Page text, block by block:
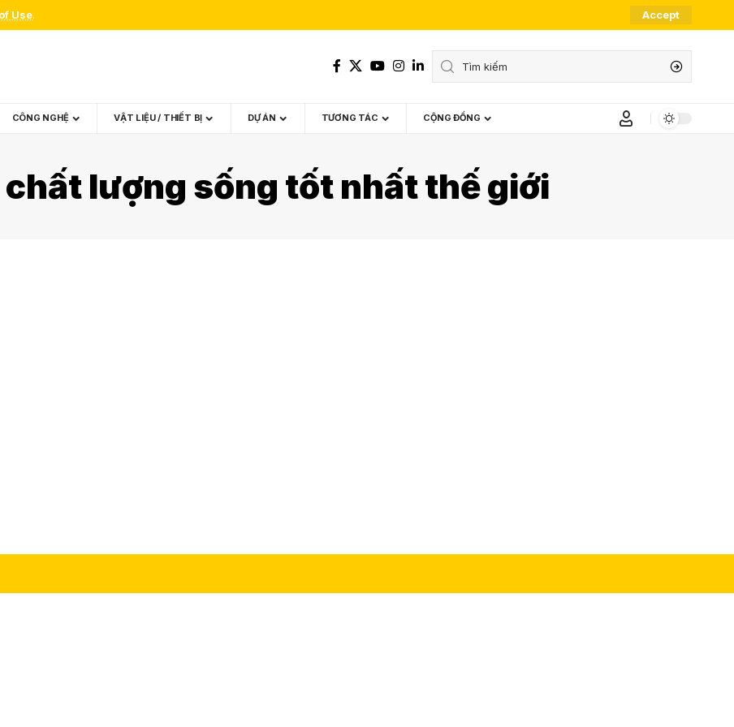
Use. Accept
CÔNG NGHỆ VẬT LIỆU / THIẾT BỊ DỰ ÁN TƯƠNG TÁC CỘNG ĐỒNG
lượng sống tốt nhất thế giới